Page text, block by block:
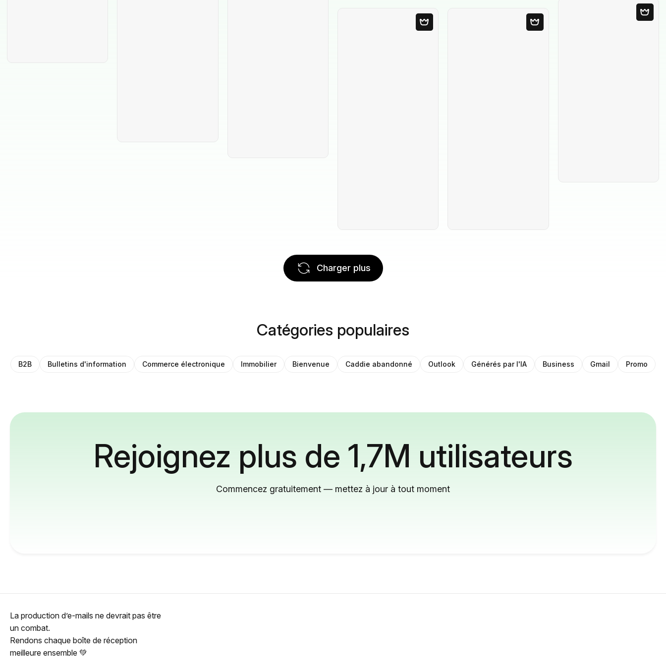
Charger plus
Catégories populaires
B2B Bulletins d'information Commerce électronique Immobilier Bienvenue Caddie abandonné Outlook Générés par l'IA Business Gmail Promo
Rejoignez plus de 1,7M utilisateurs
Commencez gratuitement — mettez à jour à tout moment
La production d’e-mails ne devrait pas être
un combat.
Rendons chaque boîte de réception
meilleure ensemble 💚